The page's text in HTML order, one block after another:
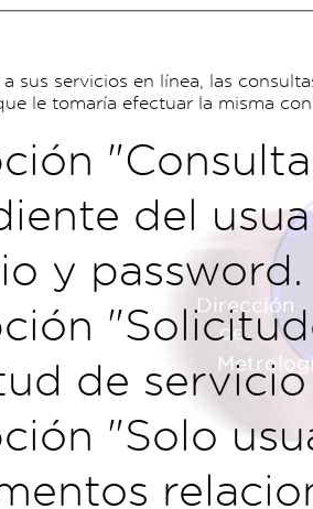
sus servicios en línea, las
le tomaría efectuar la misma
del
y password.
de
"Solo